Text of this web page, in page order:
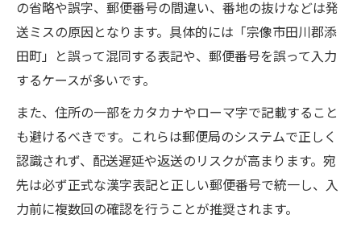
の省略や誤字、郵便番号の間違い、番地の抜けなどは発
送ミスの原因となります。具体的には「宗像市田川郡添
田町」と誤って混同する表記や、郵便番号を誤って入力
するケースが多いです。
また、住所の一部をカタカナやローマ字で記載すること
も避けるべきです。これらは郵便局のシステムで正しく
認識されず、配送遅延や返送のリスクが高まります。宛
先は必ず正式な漢字表記と正しい郵便番号で統一し、入
力前に複数回の確認を行うことが推奨されます。